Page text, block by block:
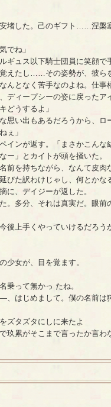
堵した。己のギフト……涅槃
でね」
ギュス以下騎士団員に笑顔で
えたし……その姿勢が、彼ら
んとなく苦手なのよね。仕事
ディープシーの姿に戻ったア
どうするよ」
思い出もあるだろうから、ロ
ぇ」
インが返す。「まさかこんな
ー」とカイトが頭を掻いた。
前を持ちながら、なんて皮肉
びた訳わけじゃし、何とかな
に、デイジーが返した。
。多分、それは真実だ。眼前
後上手くやっていけるだろう
女が、目を覚ます。
乗って無かっ たね。
はじめまして。僕の名前は狩
タズタにしに来たよ
玖累がそこまで言ったか言わ